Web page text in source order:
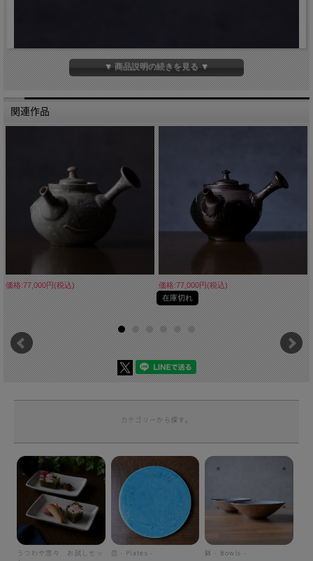
▼ 商品説明の続きを見る ▼
関連作品
価格:77,000円(税込)
価格:77,000円(税込)
在庫切れ
カテゴリーから探す。
うつわや悠々 お試しセッ
皿 - Plates - 鉢 - Bowls -